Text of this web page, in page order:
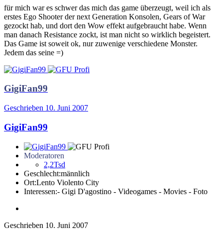
für mich war es schwer das mich das game überzeugt, weil ich als
erstes Ego Shooter der next Generation Konsolen, Gears of War
gezockt hab, und dort den Wow effekt aufgebraucht habe. Wenn
man danach Resistance zockt, ist man nicht so wirklich begeistert.
Das Game ist soweit ok, nur zuwenige verschiedene Monster.
Jedem das seine =)
GigiFan99
Geschrieben 10. Juni 2007
GigiFan99
Moderatoren
2,2Tsd
Geschlecht:männlich
Ort:Lento Violento City
Interessen:- Gigi D'agostino - Videogames - Movies - Foto
Geschrieben 10. Juni 2007